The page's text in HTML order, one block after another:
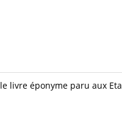
livre éponyme paru aux